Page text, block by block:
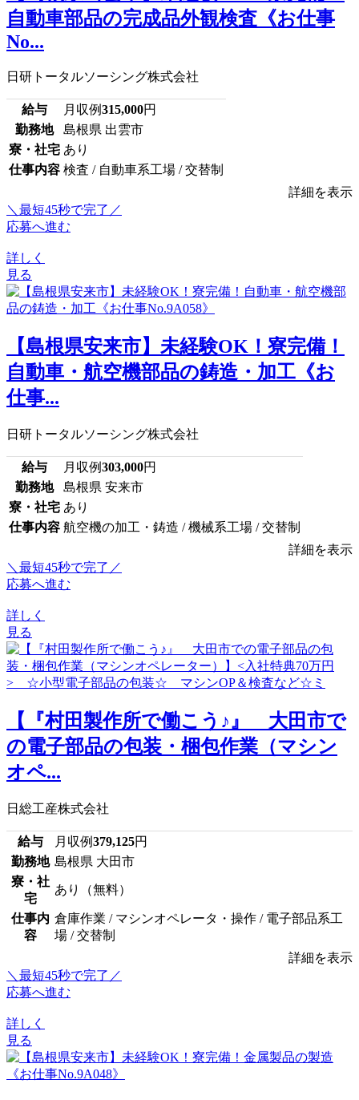
自動車部品の完成品外観検査《お仕事
No...
日研トータルソーシング株式会社
給与 月収例315,000円
勤務地
島根県 出雲市
寮・社宅 あり
仕事内容 検査 / 自動車系工場 / 交替制
詳細を表示
＼最短45秒で完了／
応募へ進む
詳しく
見る
【島根県安来市】未経験OK！寮完備！
自動車・航空機部品の鋳造・加工《お
仕事...
日研トータルソーシング株式会社
給与 月収例303,000円
勤務地
島根県 安来市
寮・社宅 あり
仕事内容 航空機の加工・鋳造 / 機械系工場 / 交替制
詳細を表示
＼最短45秒で完了／
応募へ進む
詳しく
見る
【『村田製作所で働こう♪』 大田市で
の電子部品の包装・梱包作業（マシン
オペ...
日総工産株式会社
給与 月収例379,125円
勤務地 島根県 大田市
寮・社
宅
あり（無料）
仕事内
容
倉庫作業 / マシンオペレータ・操作 / 電子部品系工
場 / 交替制
詳細を表示
＼最短45秒で完了／
応募へ進む
詳しく
見る